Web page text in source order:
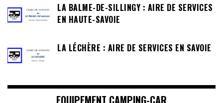
LA BALME-DE-SILLINGY : AIRE DE SERVICES
EN HAUTE-SAVOIE
LA LÉCHÈRE : AIRE DE SERVICES EN SAVOIE
EQUIPEMENT CAMPING-CAR